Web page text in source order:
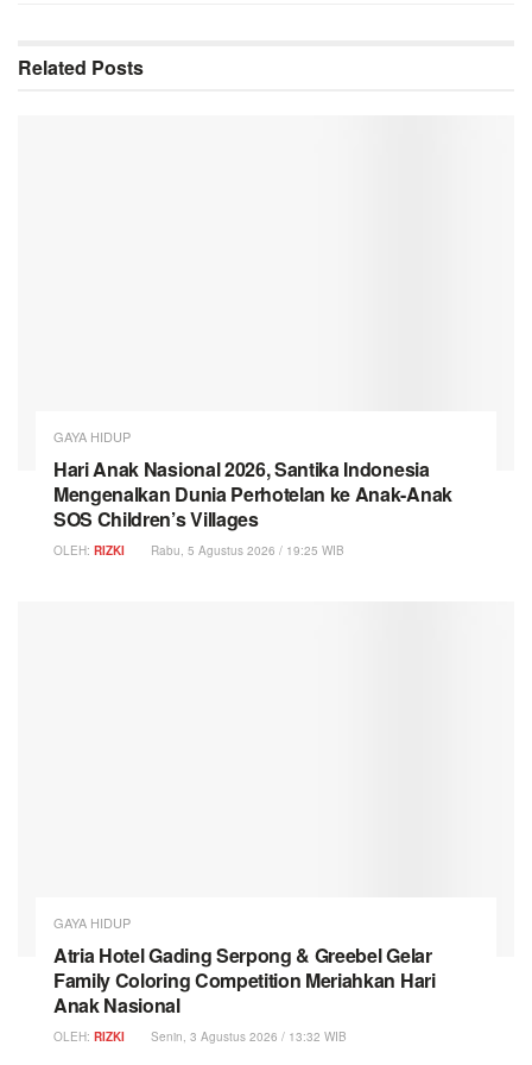
Related Posts
GAYA HIDUP
Hari Anak Nasional 2026, Santika Indonesia
Mengenalkan Dunia Perhotelan ke Anak-Anak
SOS Children’s Villages
OLEH: RIZKI Rabu, 5 Agustus 2026 / 19:25 WIB
GAYA HIDUP
Atria Hotel Gading Serpong & Greebel Gelar
Family Coloring Competition Meriahkan Hari
Anak Nasional
OLEH: RIZKI Senin, 3 Agustus 2026 / 13:32 WIB